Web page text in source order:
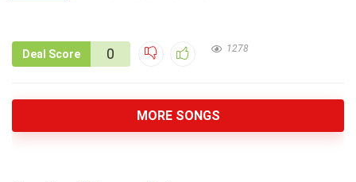
Deal Score 0 1278
MORE SONGS